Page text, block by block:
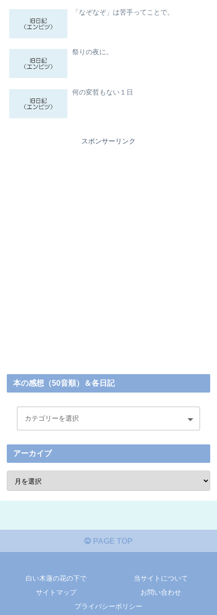
「なぞなぞ」は苦手ってことで。
祭りの夜に。
何の変哲もない１日
スポンサーリンク
本の感想（50音順）＆各日記
アーカイブ
PAGE TOP
白い木蓮の花の下で
当サイトについて
サイトマップ
お問い合わせ
プライバシーポリシー